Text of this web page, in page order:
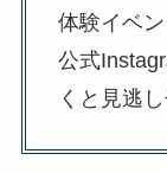
体験イベン
公式
くと見逃